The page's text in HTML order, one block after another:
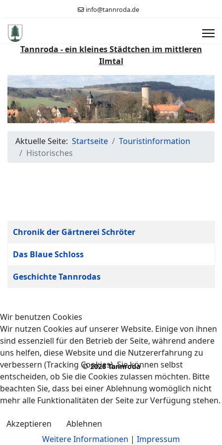
info@tannroda.de
Tannroda - ein kleines Städtchen im mittleren
Ilmtal
Aktuelle Seite: Startseite
Touristinformation
Historisches
Titel
Chronik der Gärtnerei Schröter
Das Blaue Schloss
Geschichte Tannrodas
© 2026 Tannroda
Wir benutzen Cookies
Wir nutzen Cookies auf unserer Website. Einige von ihnen
sind essenziell für den Betrieb der Seite, während andere
uns helfen, diese Website und die Nutzererfahrung zu
verbessern (Tracking Cookies). Sie können selbst
entscheiden, ob Sie die Cookies zulassen möchten. Bitte
beachten Sie, dass bei einer Ablehnung womöglich nicht
mehr alle Funktionalitäten der Seite zur Verfügung stehen.
Akzeptieren
Ablehnen
Weitere Informationen | Impressum